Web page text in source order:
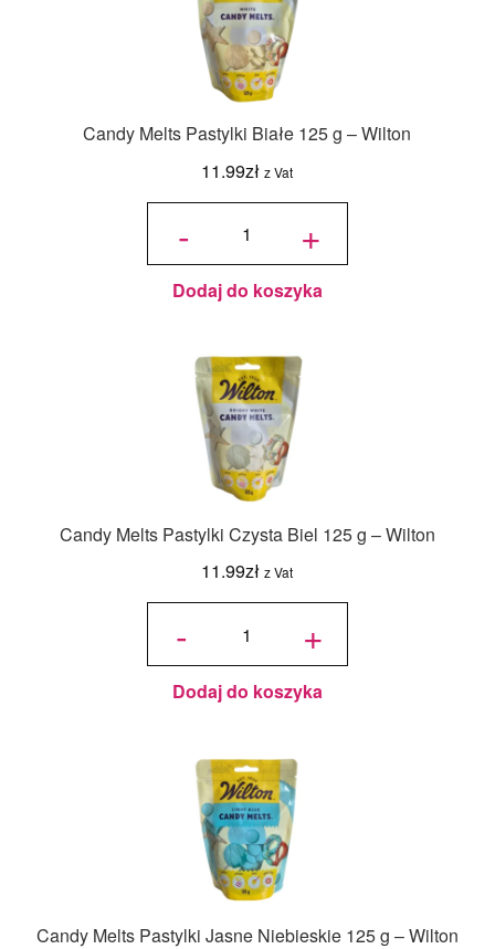
Candy Melts Pastylki Białe 125 g – Wilton
11.99zł z Vat
-
ilość
Pastylki
Białe
125 g -
Wilton +
Dodaj do koszyka
Candy Melts Pastylki Czysta Biel 125 g – Wilton
11.99zł z Vat
-
ilość
Pastylki
Czysta
Biel
125 g -
Wilton
+
Dodaj do koszyka
Candy Melts Pastylki Jasne Niebieskie 125 g – Wilton